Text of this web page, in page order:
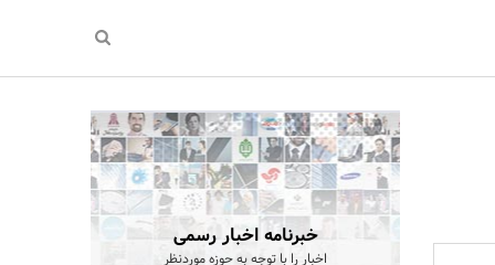
خبرنامه اخبار رسمی
اخبار را با توجه به حوزه موردنظر